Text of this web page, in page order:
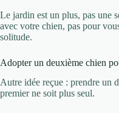
Le jardin est un plus, pas une
avec votre chien, pas pour
solitude.
Adopter un deuxième chien
Autre idée reçue : prendre un
premier ne soit plus seul.